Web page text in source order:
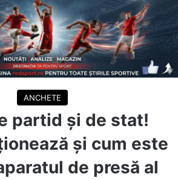
ANCHETE
partid și de stat!
și cum este
de presă al